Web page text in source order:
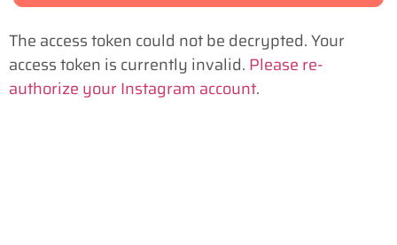
The access token could not be decrypted. Your
access token is currently invalid. Please re-
authorize your Instagram account.